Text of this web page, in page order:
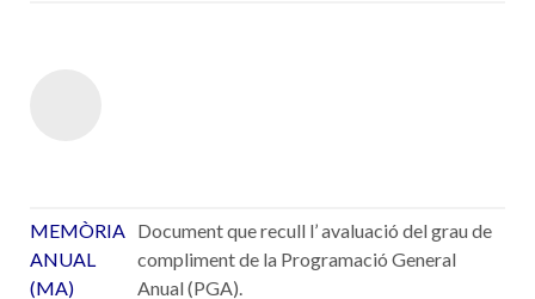
MEMÒRIA
ANUAL
(MA)
Document que recull l’ avaluació del grau de
compliment de la Programació General
Anual (PGA).